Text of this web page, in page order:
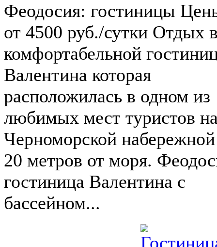
Феодосия: гостиницы
от 4500 руб./сутки Отдых
комфортабельной
Валентина которая
расположилась в одном из
любимых мест туристов
Черноморской
20 метров от моря.
гостиница Валентина с
бассейном...